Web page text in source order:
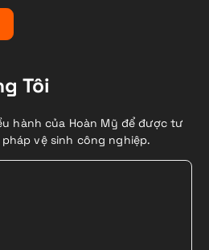
Tôi
hành của Hoàn Mỹ để được tư
vệ sinh công nghiệp.